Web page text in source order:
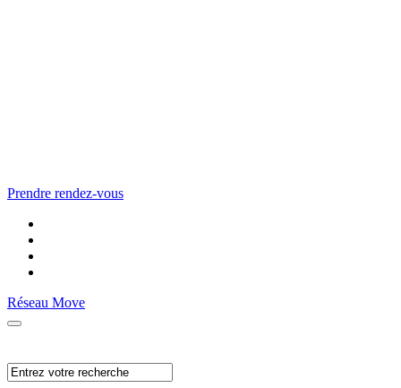
Prendre rendez-vous
Réseau Move